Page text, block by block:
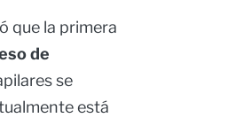
que la primera
de
se
está